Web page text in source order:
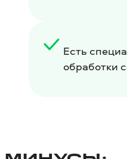
Есть
обработки